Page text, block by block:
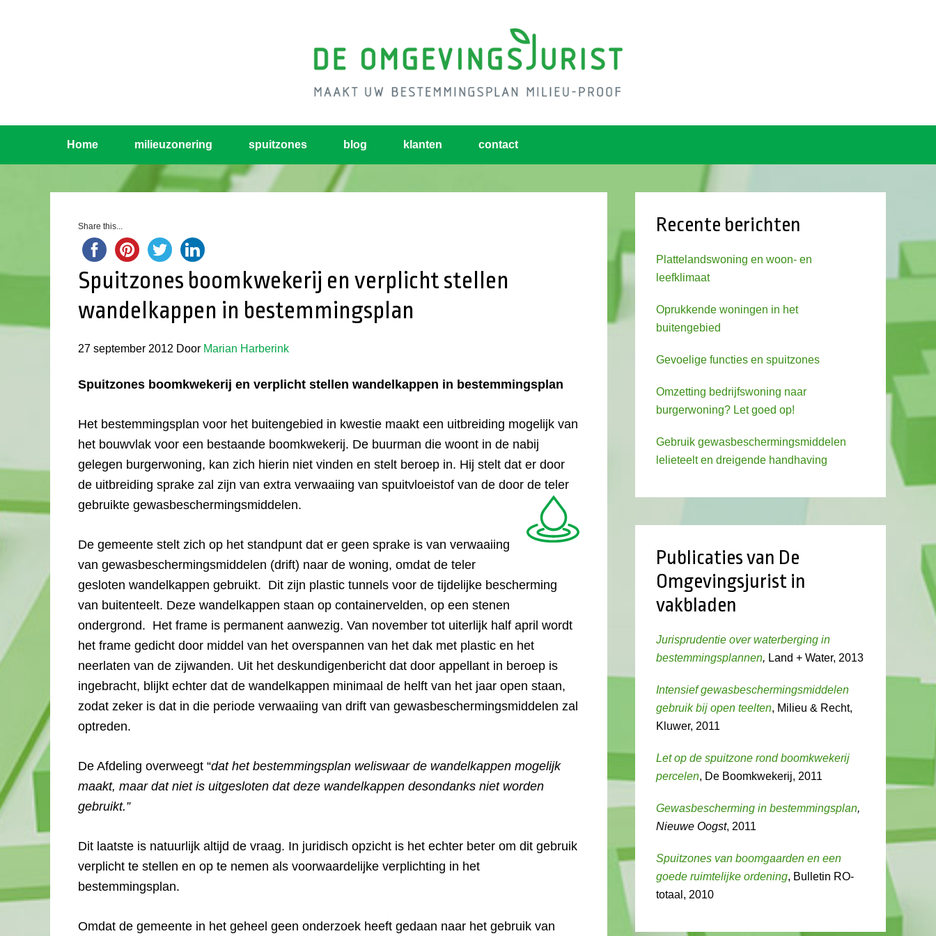
Home milieuzonering spuitzones blog klanten contact
Share this...
Spuitzones boomkwekerij en verplicht stellen
wandelkappen in bestemmingsplan
27 september 2012 Door Marian Harberink
Spuitzones boomkwekerij en verplicht stellen wandelkappen in bestemmingsplan
Het bestemmingsplan voor het buitengebied in kwestie maakt een uitbreiding mogelijk van
het bouwvlak voor een bestaande boomkwekerij. De buurman die woont in de nabij
gelegen burgerwoning, kan zich hierin niet vinden en stelt beroep in. Hij stelt dat er door
de uitbreiding sprake zal zijn van extra verwaaiing van spuitvloeistof van de door de teler
gebruikte gewasbeschermingsmiddelen.
De gemeente stelt zich op het standpunt dat er geen sprake is van verwaaiing
van gewasbeschermingsmiddelen (drift) naar de woning, omdat de teler
gesloten wandelkappen gebruikt. Dit zijn plastic tunnels voor de tijdelijke bescherming
van buitenteelt. Deze wandelkappen staan op containervelden, op een stenen
ondergrond. Het frame is permanent aanwezig. Van november tot uiterlijk half april wordt
het frame gedicht door middel van het overspannen van het dak met plastic en het
neerlaten van de zijwanden. Uit het deskundigenbericht dat door appellant in beroep is
ingebracht, blijkt echter dat de wandelkappen minimaal de helft van het jaar open staan,
zodat zeker is dat in die periode verwaaiing van drift van gewasbeschermingsmiddelen zal
optreden.
De Afdeling overweegt “dat het bestemmingsplan weliswaar de wandelkappen mogelijk
maakt, maar dat niet is uitgesloten dat deze wandelkappen desondanks niet worden
gebruikt.”
Dit laatste is natuurlijk altijd de vraag. In juridisch opzicht is het echter beter om dit gebruik
verplicht te stellen en op te nemen als voorwaardelijke verplichting in het
bestemmingsplan.
Omdat de gemeente in het geheel geen onderzoek heeft gedaan naar het gebruik van
Recente berichten
Plattelandswoning en woon- en
leefklimaat
Oprukkende woningen in het
buitengebied
Gevoelige functies en spuitzones
Omzetting bedrijfswoning naar
burgerwoning? Let goed op!
Gebruik gewasbeschermingsmiddelen
lelieteelt en dreigende handhaving
Publicaties van De
Omgevingsjurist in
vakbladen
Jurisprudentie over waterberging in
bestemmingsplannen, Land + Water, 2013
Intensief gewasbeschermingsmiddelen
gebruik bij open teelten, Milieu & Recht,
Kluwer, 2011
Let op de spuitzone rond boomkwekerij
percelen, De Boomkwekerij, 2011
Gewasbescherming in bestemmingsplan,
Nieuwe Oogst, 2011
Spuitzones van boomgaarden en een
goede ruimtelijke ordening, Bulletin RO-
totaal, 2010